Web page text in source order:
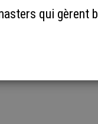
qui gèrent